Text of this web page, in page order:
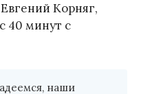
Корняг,
40 минут с
наши